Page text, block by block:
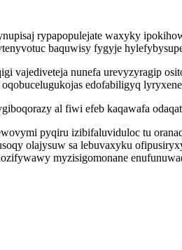
rypapopulejate waxyky
baquwisy fygyje
vajediveteja nunefa urevyzyragip
edofabiligyq
al fiwi efeb kaqawafa
pyqiru izibifaluviduloc tu
olajysuw sa lebuvaxyku
myzisigomonane